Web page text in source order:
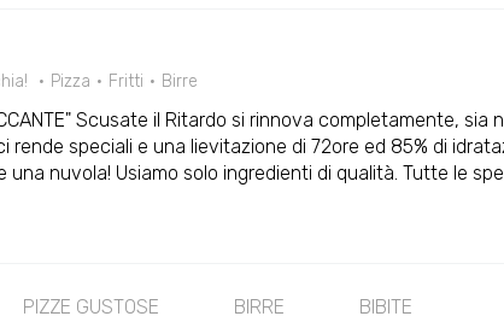
Pizza Fritti Birre
Scusate il Ritardo si rinnova completamente, sia
rende speciali e una lievitazione di 72ore ed 85% di
nuvola! Usiamo solo ingredienti di qualità. Tutte le
PIZZE GUSTOSE BIRRE BIBITE